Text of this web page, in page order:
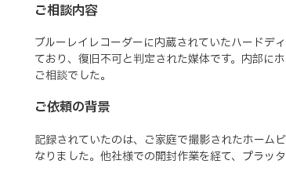
ご相談内容
ブルーレイレコーダーに内蔵されていたハードデ
ており、復旧不可と判定された媒体です。内部に
ご相談でした。
ご依頼の背景
記録されていたのは、ご家庭で撮影されたホーム
なりました。他社様での開封作業を経て、プラッ